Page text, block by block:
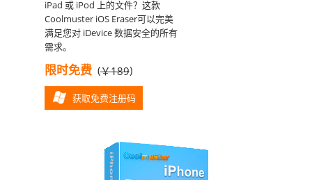
iPad 或 iPod 上的文件？这款
Coolmuster iOS Eraser可以完美
满足您对 iDevice 数据安全的所有
需求。
限时免费 (￥189)
获取免费注册码